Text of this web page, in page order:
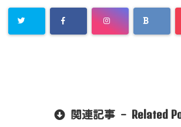
関連記事 - Related